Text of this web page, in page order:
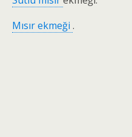
Mısır ekmeği .